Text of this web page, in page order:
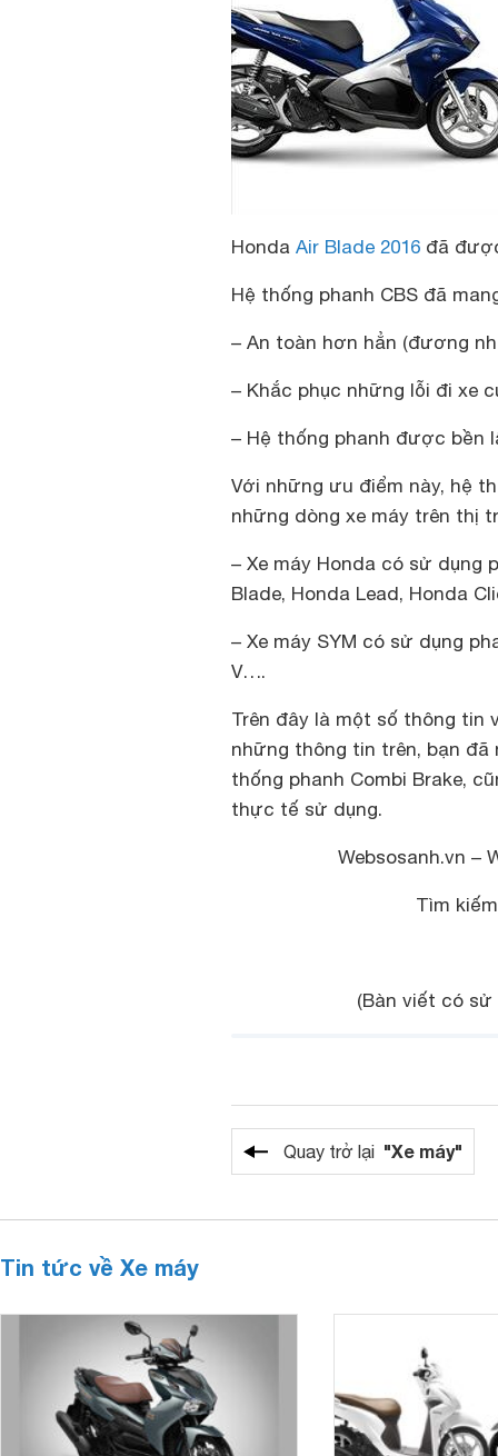
Honda Air Blade 2016 đã
Hệ thống phanh CBS đã
– An toàn hơn hẳn (đương
– Khắc phục những lỗi đi xe
– Hệ thống phanh được bền
Với những ưu điểm này, hệ
những dòng xe máy trên thị
– Xe máy Honda có sử dụng
Blade, Honda Lead, Honda
– Xe máy SYM có sử dụng
V….
Trên đây là một số thông tin
những thông tin trên, bạn
thống phanh Combi Brake,
thực tế sử dụng.
Websosanh.vn –
Tìm
(Bàn viết có
Quay trở lại "Xe máy"
Tin tức về Xe máy